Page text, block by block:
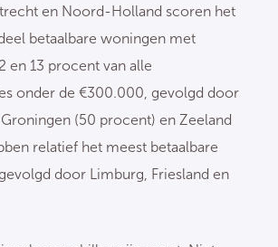
en Noord-Holland scoren het
betaalbare woningen met
en 13 procent van alle
onder de €300.000, gevolgd door
(50 procent) en Zeeland
relatief het meest betaalbare
door Limburg, Friesland en